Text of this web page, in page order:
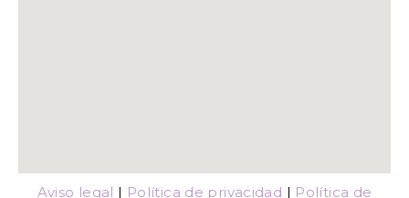
Aviso legal | Política de privacidad | Política de